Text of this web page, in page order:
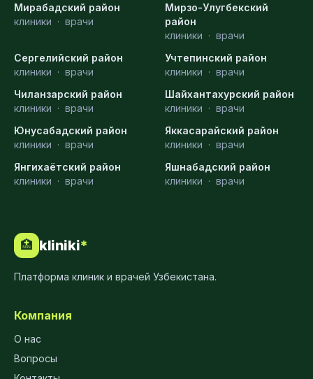
Мирабадский район
клиники · врачи
Мирзо-Улугбекский
район
клиники · врачи
Сергелийский район
клиники · врачи
Учтепинский район
клиники · врачи
Чиланзарский район
клиники · врачи
Шайхантахурский район
клиники · врачи
Юнусабадский район
клиники · врачи
Яккасарайский район
клиники · врачи
Янгихаётский район
клиники · врачи
Яшнабадский район
клиники · врачи
🏥 kliniki*
Платформа клиник и врачей Узбекистана.
Компания
О нас
Вопросы